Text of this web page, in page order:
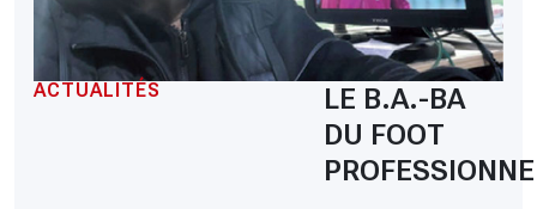
ACTUALITÉS
LE B.A.-BA
DU FOOT